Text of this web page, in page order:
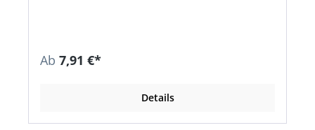
Ab 7,91 €*
Details